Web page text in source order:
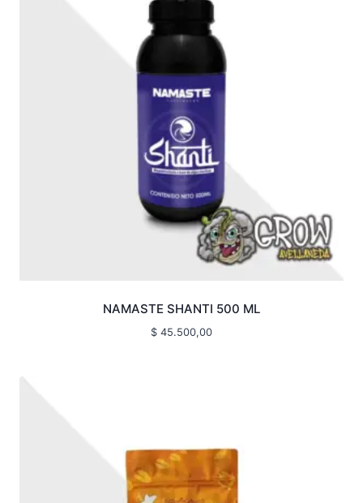
NAMASTE SHANTI 500 ML
$ 45.500,00